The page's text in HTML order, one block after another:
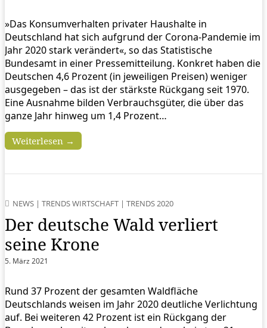
»Das Konsumverhalten privater Haushalte in
Deutschland hat sich aufgrund der Corona-Pandemie im
Jahr 2020 stark verändert«, so das Statistische
Bundesamt in einer Pressemitteilung. Konkret haben die
Deutschen 4,6 Prozent (in jeweiligen Preisen) weniger
ausgegeben – das ist der stärkste Rückgang seit 1970.
Eine Ausnahme bilden Verbrauchsgüter, die über das
ganze Jahr hinweg um 1,4 Prozent…
Weiterlesen →
NEWS | TRENDS WIRTSCHAFT | TRENDS 2020
Der deutsche Wald verliert
seine Krone
5. März 2021
Rund 37 Prozent der gesamten Waldfläche
Deutschlands weisen im Jahr 2020 deutliche Verlichtung
auf. Bei weiteren 42 Prozent ist ein Rückgang der